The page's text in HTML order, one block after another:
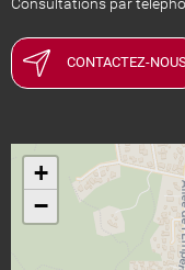
CONTACTEZ-
+
−